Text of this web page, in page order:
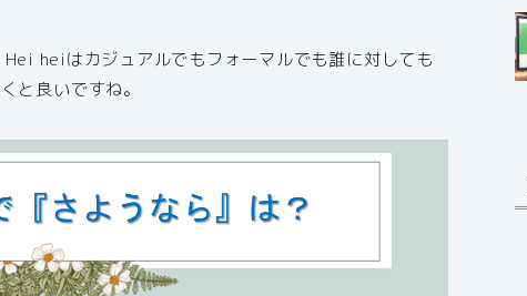
heiはカジュアルでもフォーマルでも誰に対しても
と良いですね。